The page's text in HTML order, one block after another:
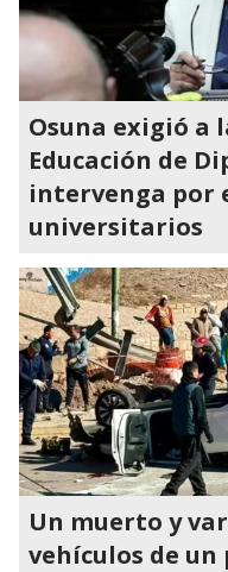
Osuna exigió a
Educación de
intervenga por
universitarios
Un muerto y
vehículos de un